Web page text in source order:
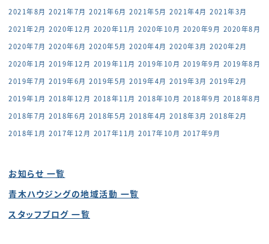
2021年8月 2021年7月 2021年6月 2021年5月 2021年4月 2021年3月
2021年2月 2020年12月 2020年11月 2020年10月 2020年9月 2020年8月
2020年7月 2020年6月 2020年5月 2020年4月 2020年3月 2020年2月
2020年1月 2019年12月 2019年11月 2019年10月 2019年9月 2019年8月
2019年7月 2019年6月 2019年5月 2019年4月 2019年3月 2019年2月
2019年1月 2018年12月 2018年11月 2018年10月 2018年9月 2018年8月
2018年7月 2018年6月 2018年5月 2018年4月 2018年3月 2018年2月
2018年1月 2017年12月 2017年11月 2017年10月 2017年9月
お知らせ 一覧
青木ハウジングの地域活動 一覧
スタッフブログ 一覧